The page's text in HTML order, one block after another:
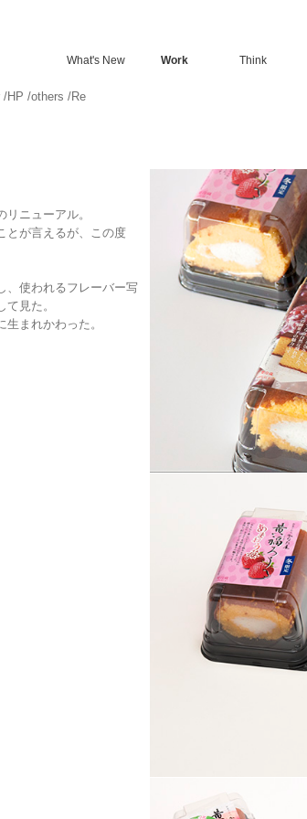
What's New Work Think
/HP /others /Re
ニューアル。
とが言えるが、この度
、使われるフレーバー写
見た。
まれかわった。